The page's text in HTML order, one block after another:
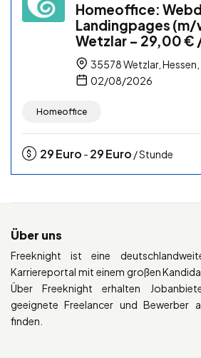
Homeoffice:
Landingpages
Wetzlar – 29,00 €
35578 Wetzlar,
02/08/2026
Homeoffice
29Euro - 29Euro / Stunde
Über uns
Freeknight ist eine
Karriereportal mit einem großen
Über Freeknight erhalten
geeignete Freelancer und Bewerber
finden.